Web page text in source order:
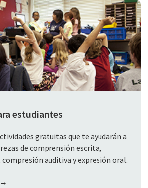
estudiantes
gratuitas que te ayudarán a
de comprensión escrita,
auditiva y expresión oral.